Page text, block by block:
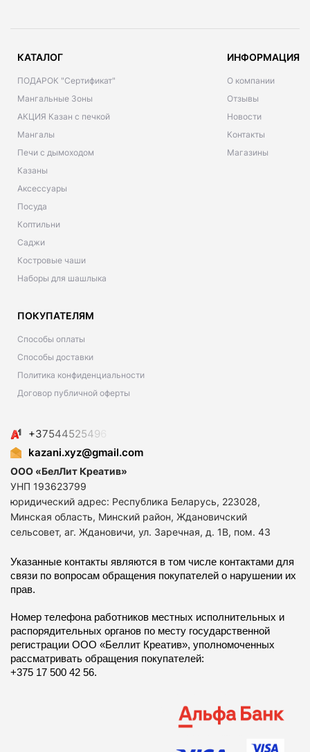
КАТАЛОГ
ПОДАРОК "Сертификат"
Мангальные Зоны
АКЦИЯ Казан с печкой
Мангалы
Печи с дымоходом
Казаны
Аксессуары
Посуда
Коптильни
Саджи
Костровые чаши
Наборы для шашлыка
ИНФОРМАЦИЯ
О компании
Отзывы
Новости
Контакты
Магазины
ПОКУПАТЕЛЯМ
Способы оплаты
Способы доставки
Политика конфиденциальности
Договор публичной оферты
+3754452549
kazani.xyz@gmail.com
ООО «БелЛит Креатив»
УНП 193623799
юридический адрес: Республика Беларусь, 223028,
Минская область, Минский район, Ждановичский
сельсовет, аг. Ждановичи, ул. Заречная, д. 1В, пом. 43
Указанные контакты являются в том числе контактами для
связи по вопросам обращения покупателей о нарушении их
прав.
Номер телефона работников местных исполнительных и
распорядительных органов по месту государственной
регистрации ООО «Беллит Креатив», уполномоченных
рассматривать обращения покупателей:
+375 17 500 42 56.